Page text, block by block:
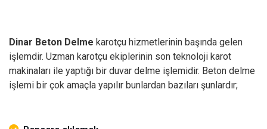
Dinar Beton Delme karotçu hizmetlerinin başında gelen
işlemdir. Uzman karotçu ekiplerinin son teknoloji karot
makinaları ile yaptığı bir duvar delme işlemidir. Beton delme
işlemi bir çok amaçla yapılır bunlardan bazıları şunlardır;